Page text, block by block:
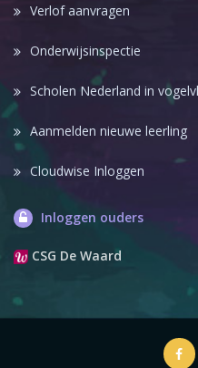
Verlof aanvragen
Onderwijsinspectie
Scholen Nederland in
Aanmelden nieuwe leerling
Cloudwise Inloggen
Inloggen ouders
CSG De Waard